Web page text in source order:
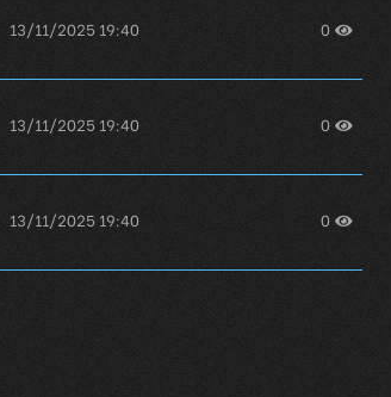
13/11/2025 19:40 0
13/11/2025 19:40 0
13/11/2025 19:40 0